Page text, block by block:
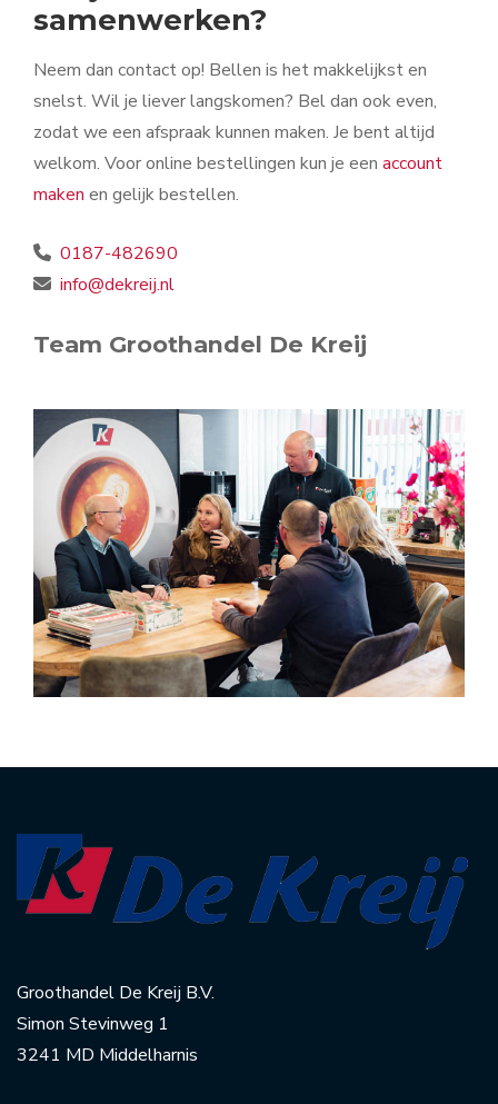
samenwerken?
Neem dan contact op! Bellen is het makkelijkst en
snelst. Wil je liever langskomen? Bel dan ook even,
zodat we een afspraak kunnen maken. Je bent altijd
welkom. Voor online bestellingen kun je een account
maken en gelijk bestellen.
0187-482690
info@dekreij.nl
Team Groothandel De Kreij
Groothandel De Kreij B.V.
Simon Stevinweg 1
3241 MD Middelharnis